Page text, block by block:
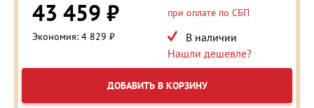
43 459 ₽
Экономия: 4 829 ₽
при оплате по СБП
В наличии
Нашли дешевле?
ДОБАВИТЬ В КОРЗИНУ